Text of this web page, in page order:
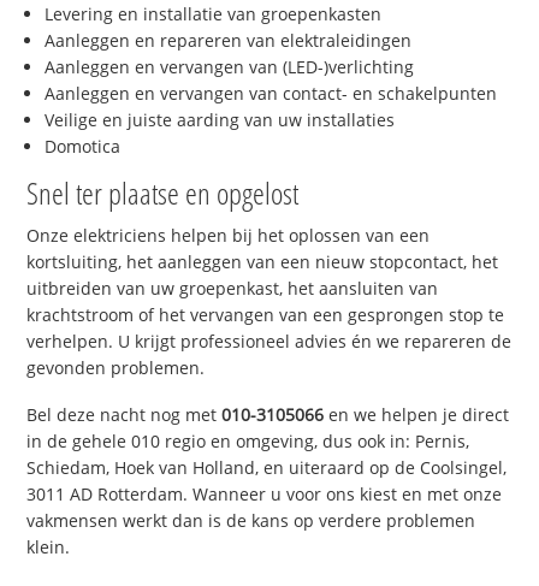
Levering en installatie van groepenkasten
Aanleggen en repareren van elektraleidingen
Aanleggen en vervangen van (LED-)verlichting
Aanleggen en vervangen van contact- en schakelpunten
Veilige en juiste aarding van uw installaties
Domotica
Snel ter plaatse en opgelost
Onze elektriciens helpen bij het oplossen van een
kortsluiting, het aanleggen van een nieuw stopcontact, het
uitbreiden van uw groepenkast, het aansluiten van
krachtstroom of het vervangen van een gesprongen stop te
verhelpen. U krijgt professioneel advies én we repareren de
gevonden problemen.
Bel deze nacht nog met010-3105066 en we helpen je direct
in de gehele 010 regio en omgeving, dus ook in: Pernis,
Schiedam, Hoek van Holland, en uiteraard op de Coolsingel,
3011 AD Rotterdam. Wanneer u voor ons kiest en met onze
vakmensen werkt dan is de kans op verdere problemen
klein.